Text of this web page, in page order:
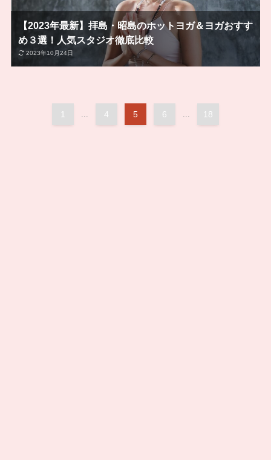
【2023年最新】拝島・昭島のホットヨガ＆ヨガおすす
め３選！人気スタジオ徹底比較
2023年10月24日
1 ... 4 5 6 ... 18